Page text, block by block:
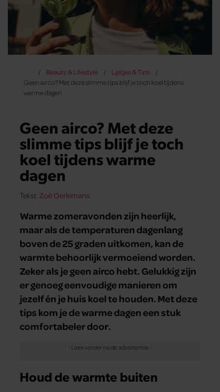
Beauty & Lifestyle
Lijstjes & Tips
Geen airco? Met deze slimme tips blijf je toch koel tijdens
warme dagen
Geen airco? Met deze
slimme tips blijf je toch
koel tijdens warme
dagen
Tekst: Zoë Oerlemans
Warme zomeravonden zijn heerlijk,
maar als de temperaturen dagenlang
boven de 25 graden uitkomen, kan de
warmte behoorlijk vermoeiend worden.
Zeker als je geen airco hebt. Gelukkig zijn
er genoeg eenvoudige manieren om
jezelf én je huis koel te houden. Met deze
tips kom je de warme dagen een stuk
comfortabeler door.
Houd de warmte buiten